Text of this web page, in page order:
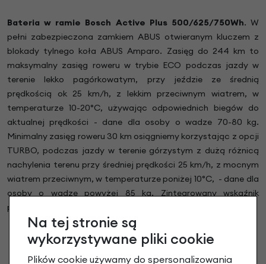
Bateria w ramie Bosch Active Plus 500/625/750Wh. W
pełni zabezpieczona zamkiem ABUS otwieranym kluczem z
blokady tylnego koła ABUS Amparo. Zasięg do 244 km to
maksymalny zasięg roweru w trybie ECO podczas jazdy w
terenie lekko pagórkowatym, przy jeździe ze średnią
prędkością ok 25 km/h, z lekkim przeciwnym wiatrem, w
temperaturze 10-20°C, używając odpowiednich biegów do
aktualnej prędkości - dane dla osoby o wadze 70-80 kg.
Minimalny zasięg roweru 30 km osiągniemy korzystając z opcji
TURBO, podczas jazdy w terenie górzystym z dużą różnicą
nachylenia terenu przy średniej prędkości 25 km/h, z mocnym
wiatrem przeciwnym, w temperaturze poniżej 10°C, - dane dla
osoby o wadze powyżej 85 kg. Zintegrowany wskaźnik
poziomu naładowania baterii, czas pełnego ładowania 3,5 h.
Na tej stronie są
wykorzystywane pliki cookie
Plików cookie używamy do spersonalizowania